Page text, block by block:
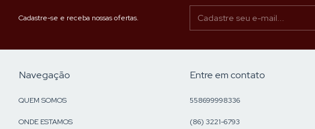
Cadastre-se e receba nossas ofertas.
Navegação
QUEM SOMOS
ONDE ESTAMOS
Entre em contato
558699998336
(86) 3221-6793